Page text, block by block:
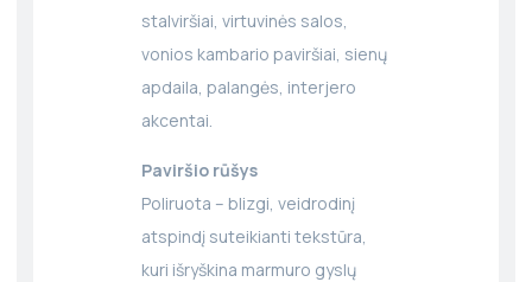
stalviršiai, virtuvinės salos,
vonios kambario paviršiai, sienų
apdaila, palangės, interjero
akcentai.
Paviršio rūšys
Poliruota – blizgi, veidrodinį
atspindį suteikianti tekstūra,
kuri išryškina marmuro gyslų